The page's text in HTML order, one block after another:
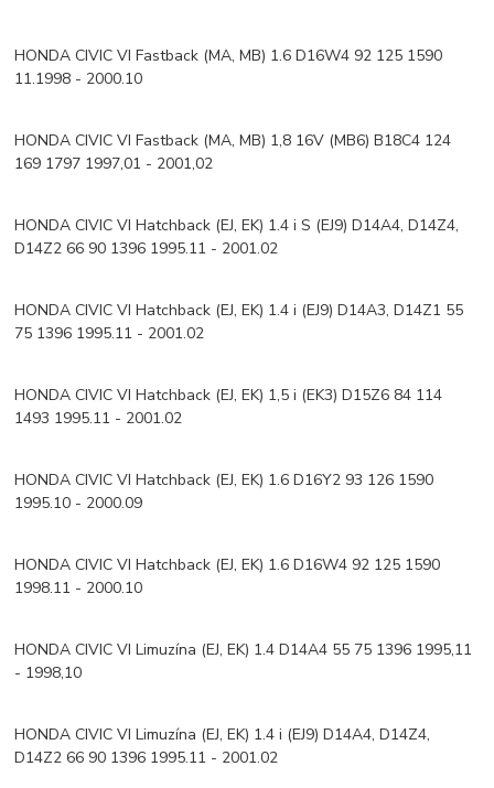
HONDA CIVIC VI Fastback (MA, MB) 1.6 D16W4 92 125 1590
11.1998 - 2000.10
HONDA CIVIC VI Fastback (MA, MB) 1,8 16V (MB6) B18C4 124
169 1797 1997,01 - 2001,02
HONDA CIVIC VI Hatchback (EJ, EK) 1.4 i S (EJ9) D14A4, D14Z4,
D14Z2 66 90 1396 1995.11 - 2001.02
HONDA CIVIC VI Hatchback (EJ, EK) 1.4 i (EJ9) D14A3, D14Z1 55
75 1396 1995.11 - 2001.02
HONDA CIVIC VI Hatchback (EJ, EK) 1,5 i (EK3) D15Z6 84 114
1493 1995.11 - 2001.02
HONDA CIVIC VI Hatchback (EJ, EK) 1.6 D16Y2 93 126 1590
1995.10 - 2000.09
HONDA CIVIC VI Hatchback (EJ, EK) 1.6 D16W4 92 125 1590
1998.11 - 2000.10
HONDA CIVIC VI Limuzína (EJ, EK) 1.4 D14A4 55 75 1396 1995,11
- 1998,10
HONDA CIVIC VI Limuzína (EJ, EK) 1.4 i (EJ9) D14A4, D14Z4,
D14Z2 66 90 1396 1995.11 - 2001.02